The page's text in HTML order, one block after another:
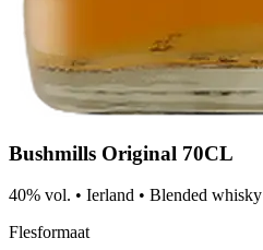
Bushmills Original 70CL
40% vol. • Ierland • Blended whisky
Flesformaat